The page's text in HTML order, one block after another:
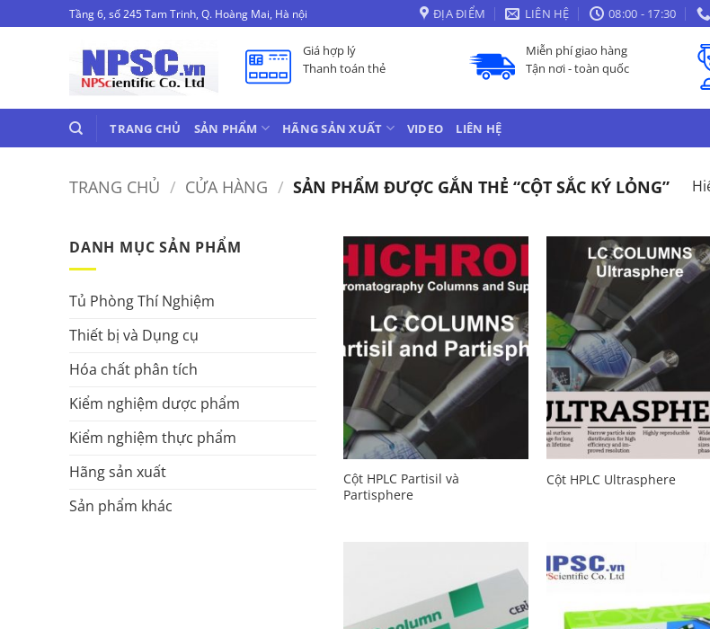
qua
Tầng 6, số 245 Tam Trinh, Q. Hoàng Mai, Hà nội ĐỊA ĐIỂM LIÊN HỆ 08:00 - 17:30
Giá hợp lý
Thanh toán thẻ
Miễn phí giao hàng
Tận nơi - toàn quốc
TRANG CHỦ SẢN PHẨM HÃNG SẢN XUẤT VIDEO LIÊN HỆ
TRANG CHỦ / CỬA HÀNG / SẢN PHẨM ĐƯỢC GẮN THẺ “CỘT SẮC KÝ LỎNG”
DANH MỤC SẢN PHẨM
Tủ Phòng Thí Nghiệm
Thiết bị và Dụng cụ
Hóa chất phân tích
Kiểm nghiệm dược phẩm
Kiểm nghiệm thực phẩm
Hãng sản xuất
Sản phẩm khác
Add to
Cột HPLC Partisil và
Partisphere
Add to
Cột HPLC Ultrasphere
Add to
Wishlist